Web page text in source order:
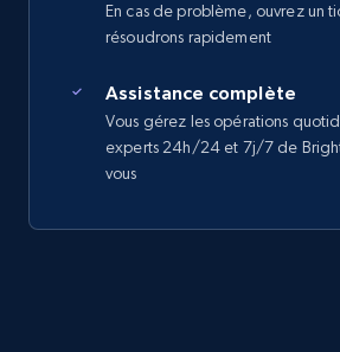
En cas de problème, ouvrez un
résoudrons rapidement
Assistance complète
Vous gérez les opérations
experts 24h/24 et 7j/7 de
vous